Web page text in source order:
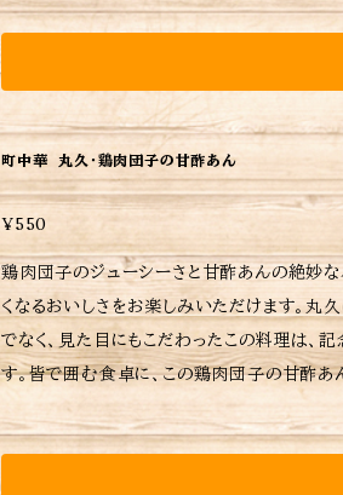
め、日時指定がない場合は注文受付日から6〜7日後の配送と
町中華 丸久・鶏肉団子の甘酢あん
¥550
鶏肉団子のジューシーさと甘酢あんの絶妙
くなるおいしさをお楽しみいただけます。丸久の
でなく、見た目にもこだわったこの料理は、
す。皆で囲む食卓に、この鶏肉団子の甘酢あんを
久の味を自宅でお楽しみください。 温め方 自然解凍後、鶏肉団子をグリル(トースター)等で４〜５分加熱します。 フライパンに甘酢あん
を入れて加熱し、グリルで温めた 鶏肉団子